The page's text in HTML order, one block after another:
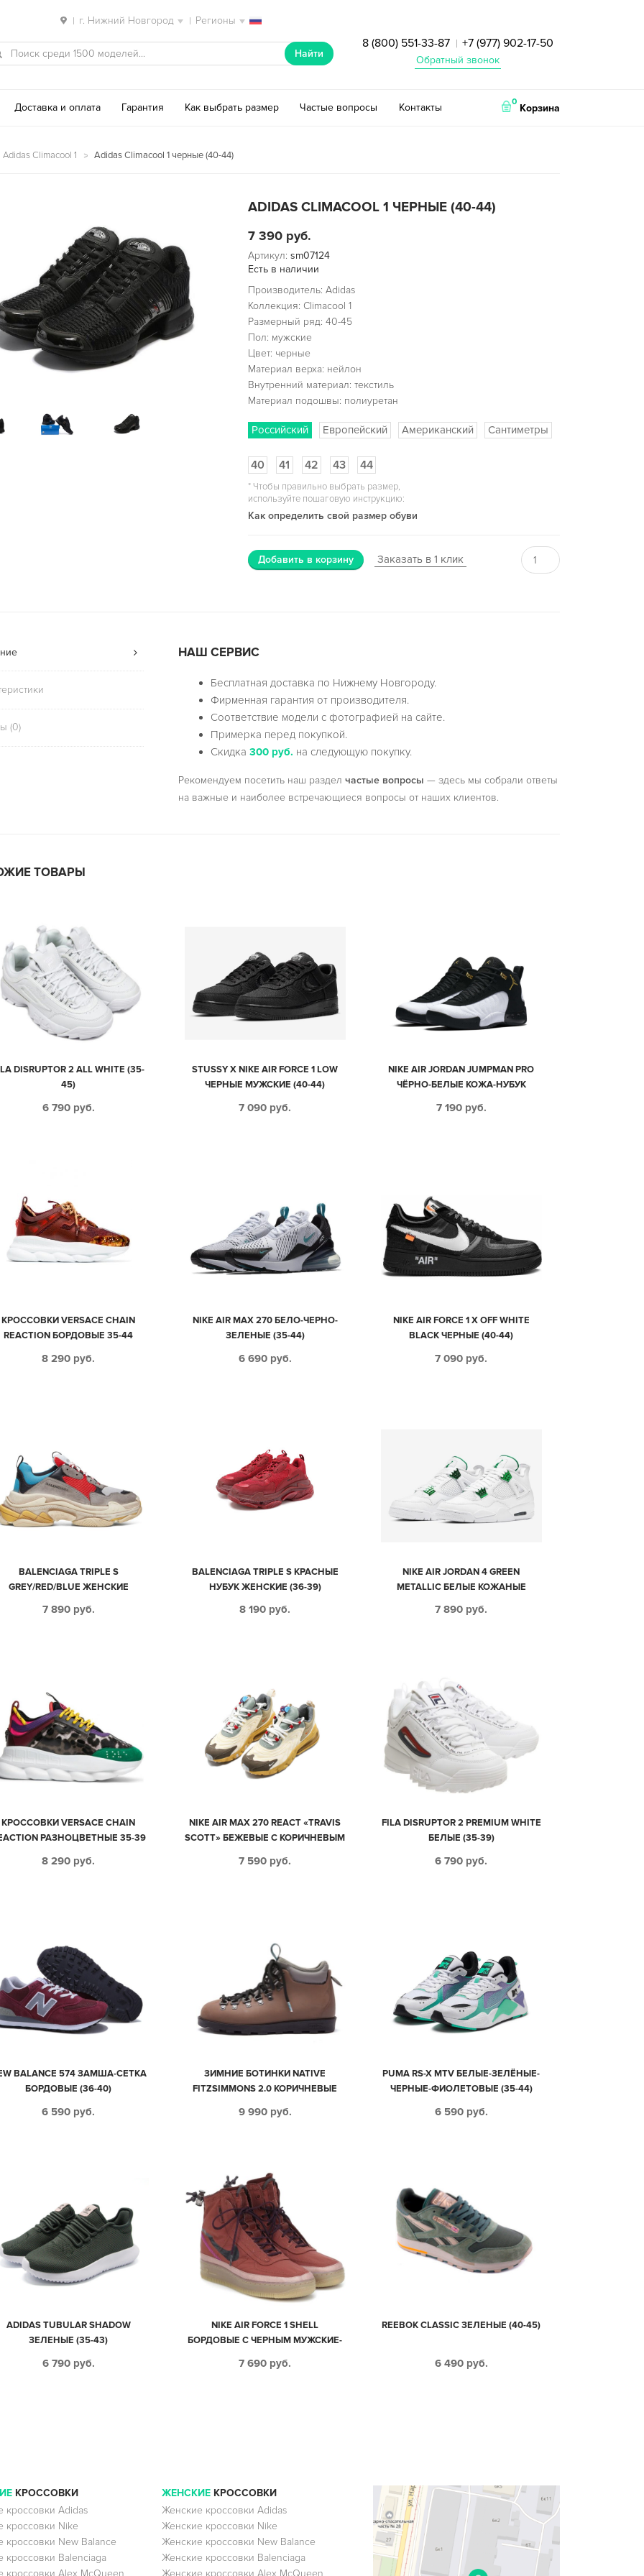
| г. Нижний Новгород | Регионы
Найти
8 (800) 551-33-87 | +7 (977) 902-17-50
Обратный звонок
Доставка и оплата Гарантия Как выбрать размер Частые вопросы Контакты 0
Корзина
Climacool 1 Adidas Climacool 1 черные (40-44)
ADIDAS CLIMACOOL 1 ЧЕРНЫЕ (40-44)
7 390 руб.
Артикул: sm07124
Есть в наличии
Производитель: Adidas
Коллекция: Climacool 1
Размерный ряд: 40-45
Пол: мужские
Цвет: черные
Материал верха: нейлон
Внутренний материал: текстиль
Материал подошвы: полиуретан
Российский Европейский Американский Сантиметры
40 41 42 43 44
*Чтобы правильно выбрать размер,
используйте пошаговую инструкцию:
Как определить свой размер обуви
Добавить в корзину Заказать в 1 клик
(0)
НАШ СЕРВИС
Бесплатная доставка по Нижнему Новгороду.
Фирменная гарантия от производителя.
Соответствие модели с фотографией на сайте.
Примерка перед покупкой.
Скидка300 руб. на следующую покупку.
Рекомендуем посетить наш разделчастые вопросы — здесь мы собрали ответы
на важные и наиболее встречающиеся вопросы от наших клиентов.
ТОВАРЫ
DISRUPTOR 2 ALL WHITE (35-
45)
6 790 руб.
STUSSY X NIKE AIR FORCE 1 LOW
ЧЕРНЫЕ МУЖСКИЕ (40-44)
7 090 руб.
NIKE AIR JORDAN JUMPMAN PRO
ЧЁРНО-БЕЛЫЕ КОЖА-НУБУК
7 190 руб.
КРОССОВКИ VERSACE CHAIN
REACTION БОРДОВЫЕ 35-44
8 290 руб.
NIKE AIR MAX 270 БЕЛО-ЧЕРНО-
ЗЕЛЕНЫЕ (35-44)
6 690 руб.
NIKE AIR FORCE 1 X OFF WHITE
BLACK ЧЕРНЫЕ (40-44)
7 090 руб.
BALENCIAGA TRIPLE S
GREY/RED/BLUE ЖЕНСКИЕ
7 890 руб.
BALENCIAGA TRIPLE S КРАСНЫЕ
НУБУК ЖЕНСКИЕ (36-39)
8 190 руб.
NIKE AIR JORDAN 4 GREEN
METALLIC БЕЛЫЕ КОЖАНЫЕ
7 890 руб.
КРОССОВКИ VERSACE CHAIN
РАЗНОЦВЕТНЫЕ 35-39
8 290 руб.
NIKE AIR MAX 270 REACT «TRAVIS
SCOTT» БЕЖЕВЫЕ С КОРИЧНЕВЫМ
7 590 руб.
FILA DISRUPTOR 2 PREMIUM WHITE
БЕЛЫЕ (35-39)
6 790 руб.
BALANCE 574 ЗАМША-СЕТКА
БОРДОВЫЕ (36-40)
6 590 руб.
ЗИМНИЕ БОТИНКИ NATIVE
FITZSIMMONS 2.0 КОРИЧНЕВЫЕ
9 990 руб.
PUMA RS-X MTV БЕЛЫЕ-ЗЕЛЁНЫЕ-
ЧЕРНЫЕ-ФИОЛЕТОВЫЕ (35-44)
6 590 руб.
ADIDAS TUBULAR SHADOW
ЗЕЛЕНЫЕ (35-43)
6 790 руб.
NIKE AIR FORCE 1 SHELL
БОРДОВЫЕ С ЧЕРНЫМ МУЖСКИЕ-
7 690 руб.
REEBOK CLASSIC ЗЕЛЕНЫЕ (40-45)
6 490 руб.
КРОССОВКИ
кроссовки Adidas
кроссовки Nike
кроссовки New Balance
кроссовки Balenciaga
кроссовки Alex McQueen
ЖЕНСКИЕКРОССОВКИ
Женские кроссовки Adidas
Женские кроссовки Nike
Женские кроссовки New Balance
Женские кроссовки Balenciaga
Женские кроссовки Alex McQueen